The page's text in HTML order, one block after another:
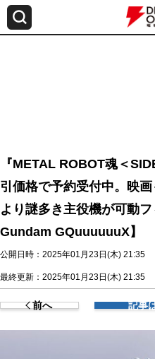
『METAL ROBOT魂＜
引価格で予約受付中。映
より謎多き主役機が可動
Gundam GQuuuuuuX】
公開日時：2025年01月23日(木) 21:35
最終更新：2025年01月23日(木) 21:35
前へ 記事